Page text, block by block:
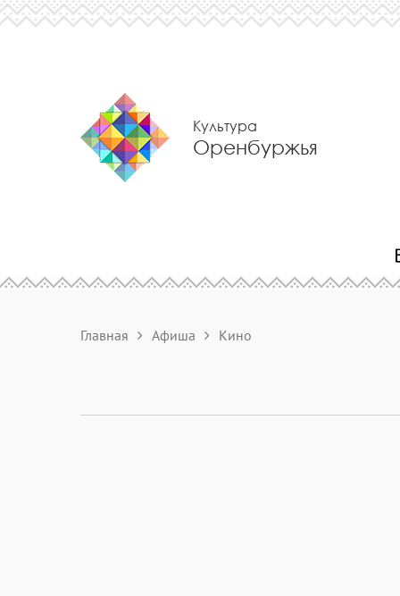
Культура
Оренбуржья
Главная Афиша Кино